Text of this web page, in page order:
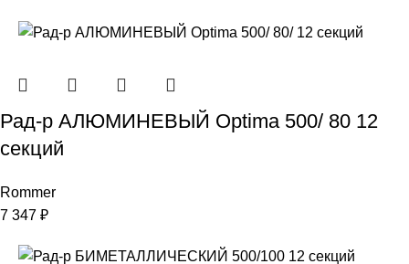
Рад-р АЛЮМИНЕВЫЙ Optima 500/ 80 12
секций
Rommer
7 347 ₽